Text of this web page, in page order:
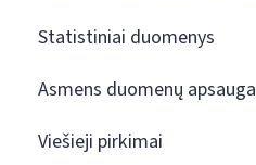
Statistiniai duomenys
Asmens duomenų apsauga
Viešieji pirkimai